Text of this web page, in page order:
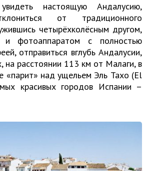
настоящую Андалусию,
от традиционного
четырёхколёсным другом,
и фотоаппаратом с полностью
отправиться вглубь Андалусии,
на расстоянии 113 км от Малаги, в
«парит» над ущельем Эль Тахо (El
красивых городов Испании –